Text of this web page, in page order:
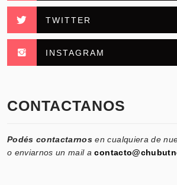
TWITTER
INSTAGRAM
CONTACTANOS
Podés contactarnos en cualquiera de
o enviarnos un mail a